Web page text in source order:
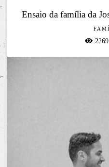
Ensaio da família da
2269